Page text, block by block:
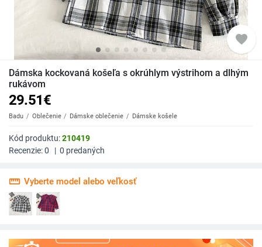
favorite
Dámska kockovaná košeľa s okrúhlym výstrihom a dlhým
rukávom
29.51€
Badu Oblečenie Dámske oblečenie Dámske košele
Kód produktu:210419
Recenzie:0 | 0 predaných
straighten Vyberte model alebo veľkosť